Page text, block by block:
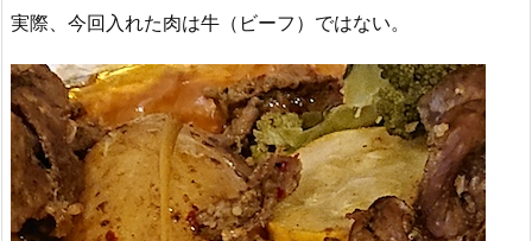
実際、今回入れた肉は牛（ビーフ）ではない。